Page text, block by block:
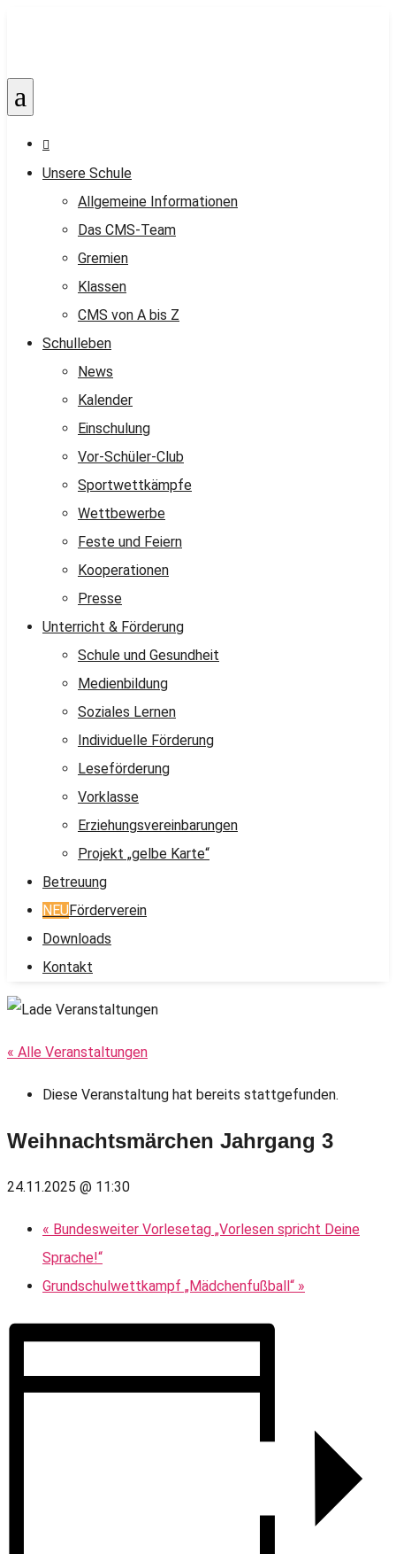
a

Unsere Schule
Allgemeine Informationen
Das CMS-Team
Gremien
Klassen
CMS von A bis Z
Schulleben
News
Kalender
Einschulung
Vor-Schüler-Club
Sportwettkämpfe
Wettbewerbe
Feste und Feiern
Kooperationen
Presse
Unterricht & Förderung
Schule und Gesundheit
Medienbildung
Soziales Lernen
Individuelle Förderung
Leseförderung
Vorklasse
Erziehungsvereinbarungen
Projekt „gelbe Karte“
Betreuung
NEUFörderverein
Downloads
Kontakt
« Alle Veranstaltungen
Diese Veranstaltung hat bereits stattgefunden.
Weihnachtsmärchen Jahrgang 3
24.11.2025 @ 11:30
« Bundesweiter Vorlesetag „Vorlesen spricht Deine
Sprache!“
Grundschulwettkampf „Mädchenfußball“ »